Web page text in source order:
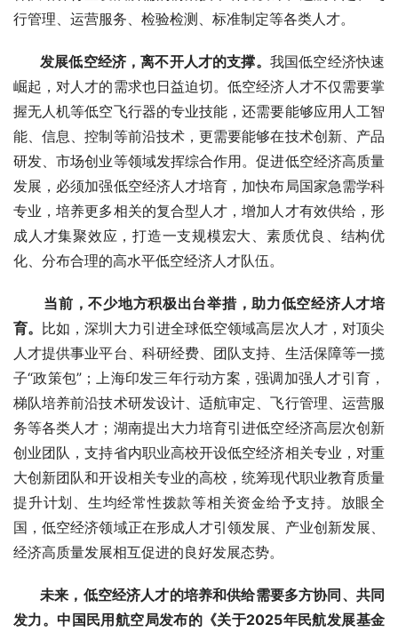
行管理、运营服务、检验检测、标准制定等各类人才。
发展低空经济，离不开人才的支撑。 我国低空经济快速
崛起，对人才的需求也日益迫切。低空经济人才不仅需要掌
握无人机等低空飞行器的专业技能，还需要能够应用人工智
能、信息、控制等前沿技术，更需要能够在技术创新、产品
研发、市场创业等领域发挥综合作用。促进低空经济高质量
发展，必须加强低空经济人才培育，加快布局国家急需学科
专业，培养更多相关的复合型人才，增加人才有效供给，形
成人才集聚效应，打造一支规模宏大、素质优良、结构优
化、分布合理的高水平低空经济人才队伍。
当前，不少地方积极出台举措，助力低空经济人才培
育。 比如，深圳大力引进全球低空领域高层次人才，对顶尖
人才提供事业平台、科研经费、团队支持、生活保障等一揽
子“政策包”；上海印发三年行动方案，强调加强人才引育，
梯队培养前沿技术研发设计、适航审定、飞行管理、运营服
务等各类人才；湖南提出大力培育引进低空经济高层次创新
创业团队，支持省内职业高校开设低空经济相关专业，对重
大创新团队和开设相关专业的高校，统筹现代职业教育质量
提升计划、生均经常性拨款等相关资金给予支持。放眼全
国，低空经济领域正在形成人才引领发展、产业创新发展、
经济高质量发展相互促进的良好发展态势。
未来，低空经济人才的培养和供给需要多方协同、共同
发力。中国民用航空局发布的《关于2025年民航发展基金